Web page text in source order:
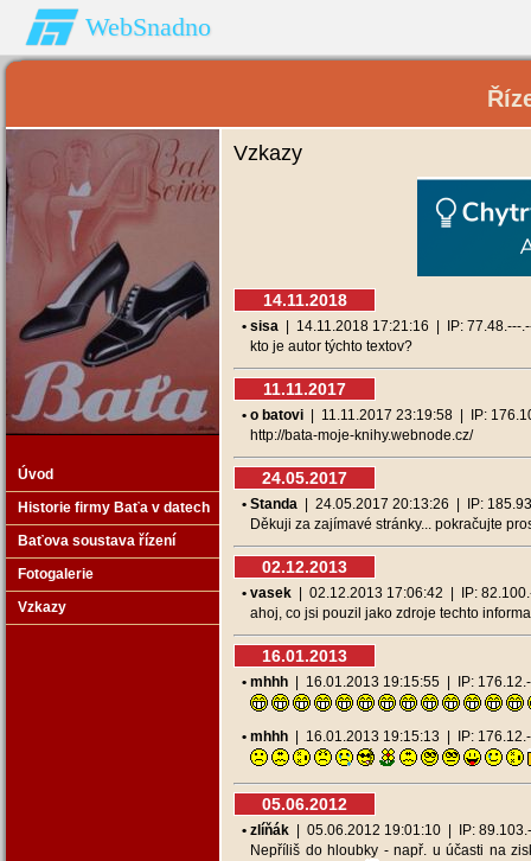
WebSnadno
Úvod
Historie firmy Baťa v datech
Baťova soustava řízení
Fotogalerie
Vzkazy
Vzkazy
14.11.2018
• sisa | 14.11.2018 17:21:16 | IP: 77.48.---
kto je autor týchto textov?
11.11.2017
• o batovi | 11.11.2017 23:19:58 | IP:
http://bata-moje-knihy.webnode.cz/
24.05.2017
• Standa | 24.05.2017 20:13:26 | IP:
Děkuji za zajímavé stránky... pokračujte
02.12.2013
• vasek | 02.12.2013 17:06:42 | IP:
ahoj, co jsi pouzil jako zdroje techto
16.01.2013
• mhhh | 16.01.2013 19:15:55 | IP:
• mhhh | 16.01.2013 19:15:13 | IP:
05.06.2012
• zlíňák | 05.06.2012 19:01:10 | IP:
Nepříliš do hloubky - např. u účasti na